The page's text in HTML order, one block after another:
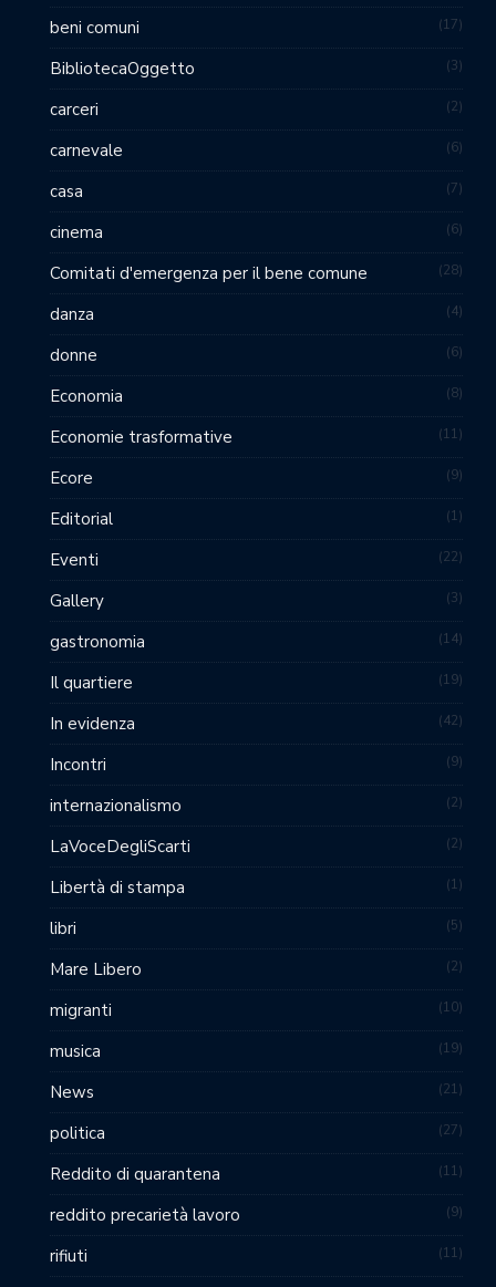
beni comuni 17
BibliotecaOggetto 3
carceri 2
carnevale 6
casa 7
cinema 6
Comitati d'emergenza per il bene comune 28
danza 4
donne 6
Economia 8
Economie trasformative 11
Ecore 9
Editorial 1
Eventi 22
Gallery 3
gastronomia 14
Il quartiere 19
In evidenza 42
Incontri 9
internazionalismo 2
LaVoceDegliScarti 2
Libertà di stampa 1
libri 5
Mare Libero 2
migranti 10
musica 19
News 21
politica 27
Reddito di quarantena 11
reddito precarietà lavoro 9
rifiuti 11